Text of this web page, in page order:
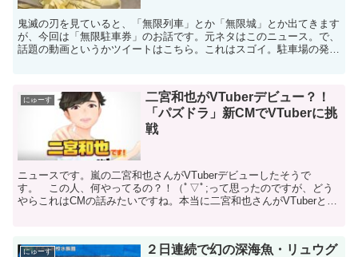
鬼滅の刃を見ていると、「無限列車」とか「無限城」とか出てきます
が、今回は「無限駐車券」のお話です。元ネタはこのニュース。で、
話題の動画というかツイートはこちら。これはスゴイ。駐車場の発券
にゅーす
二宮和也がVTuberデビュー？！
「パズドラ」新CMでVTuberに挑
戦
ニュースです。嵐の二宮和也さんがVTuberデビューしたそうで
す。 この人、何やってるの？！（ﾟ▽ﾟ;って思ったのですが、どう
やらこれはCMの話みたいですね。本当に二宮和也さんがVTuberとし
にゅーす
２日連続で幻の深海魚・リュウグ